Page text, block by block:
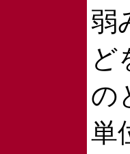
弱
ど
の
単